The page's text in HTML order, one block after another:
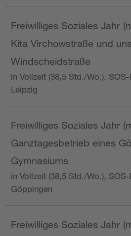
Freiwilliges Soziales Jahr
Kita Virchowstraße und
Windscheidstraße
in Vollzeit (38,5 Std./Wo.),
Leipzig
Freiwilliges Soziales Jahr
Ganztagesbetrieb eines
Gymnasiums
in Vollzeit (38,5 Std./Wo.),
Göppingen
Freiwilliges Soziales Jahr